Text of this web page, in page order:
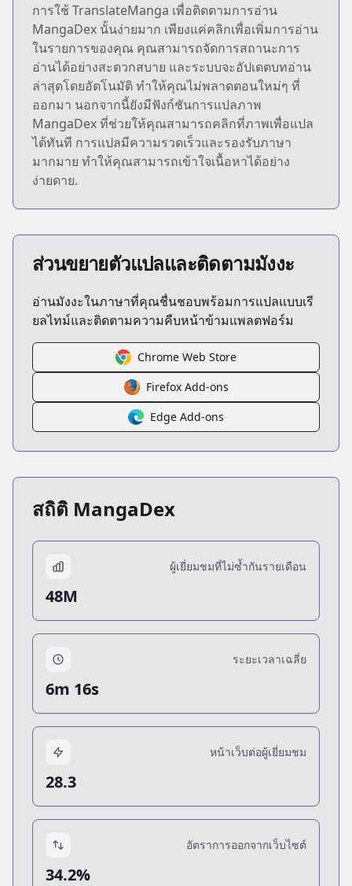
การใช้ TranslateManga เพื่อติดตามการอ่าน
MangaDex นั้นง่ายมาก เพียงแค่คลิกเพื่อเพิ่มการอ่าน
ในรายการของคุณ คุณสามารถจัดการสถานะการ
อ่านได้อย่างสะดวกสบาย และระบบจะอัปเดตบทอ่าน
ล่าสุดโดยอัตโนมัติ ทำให้คุณไม่พลาดตอนใหม่ๆ ที่
ออกมา นอกจากนี้ยังมีฟังก์ชันการแปลภาพ
MangaDex ที่ช่วยให้คุณสามารถคลิกที่ภาพเพื่อแปล
ได้ทันที การแปลมีความรวดเร็วและรองรับภาษา
มากมาย ทำให้คุณสามารถเข้าใจเนื้อหาได้อย่าง
ง่ายดาย.
ส่วนขยายตัวแปลและติดตามมังงะ
อ่านมังงะในภาษาที่คุณชื่นชอบพร้อมการแปลแบบเรี
ยลไทม์และติดตามความคืบหน้าข้ามแพลตฟอร์ม
Chrome Web Store
Firefox Add-ons
Edge Add-ons
สถิติ MangaDex
ผู้เยี่ยมชมที่ไม่ซ้ำกันรายเดือน
48M
ระยะเวลาเฉลี่ย
6m 16s
หน้าเว็บต่อผู้เยี่ยมชม
28.3
อัตราการออกจากเว็บไซต์
34.2%